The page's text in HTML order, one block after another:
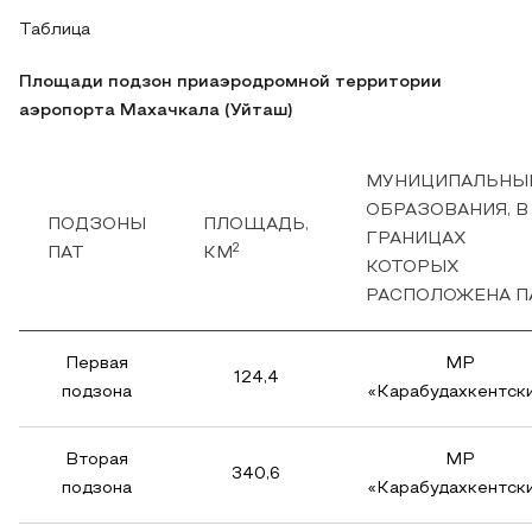
Таблица
Площади подзон приаэродромной территории
аэропорта Махачкала (Уйташ)
ПОДЗОНЫ
ПАТ
ПЛОЩАДЬ,
КМ 2
ОБРАЗОВАНИЯ, В
ГРАНИЦАХ
КОТОРЫХ
РАСПОЛОЖЕНА
Первая
подзона
124,4
МР
Вторая
подзона
340,6
МР